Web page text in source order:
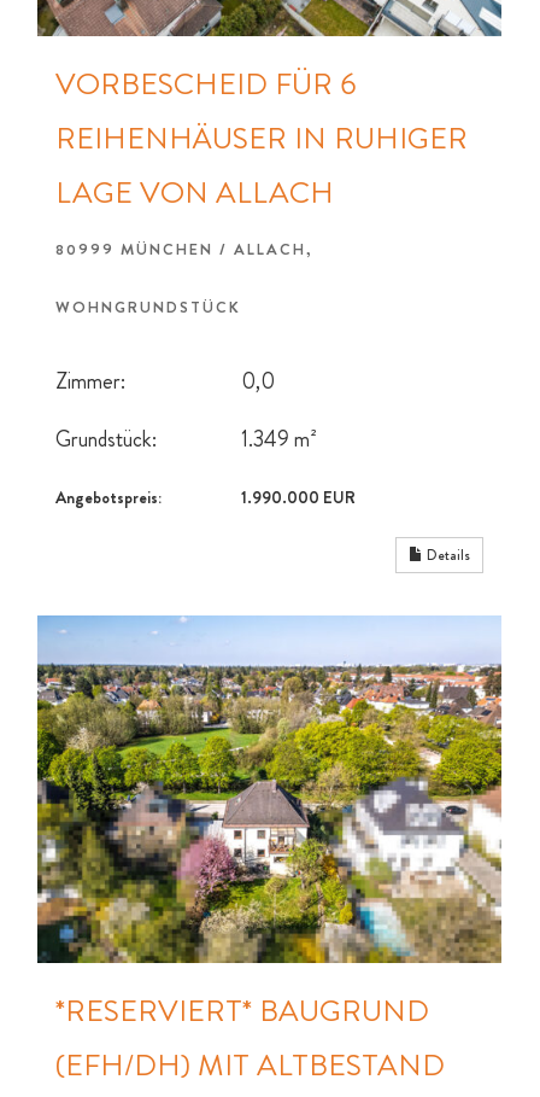
VORBESCHEID FÜR 6
REIHENHÄUSER IN RUHIGER
LAGE VON ALLACH
80999 MÜNCHEN / ALLACH,
WOHNGRUNDSTÜCK
Zimmer:
0,0
Grundstück:
1.349 m²
Angebotspreis: 1.990.000 EUR
Details
*RESERVIERT* BAUGRUND
(EFH/DH) MIT ALTBESTAND